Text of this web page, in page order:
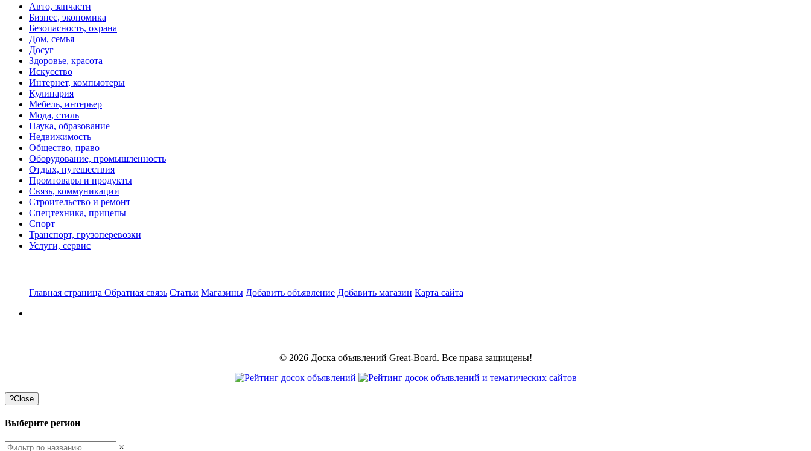
Авто, запчасти
Бизнес, экономика
Безопасность, охрана
Дом, семья
Досуг
Здоровье, красота
Искусство
Интернет, компьютеры
Кулинария
Мебель, интерьер
Мода, стиль
Наука, образование
Недвижимость
Общество, право
Оборудование, промышленность
Отдых, путешествия
Промтовары и продукты
Связь, коммуникации
Строительство и ремонт
Спецтехника, прицепы
Спорт
Транспорт, грузоперевозки
Услуги, сервис
Главная страница Обратная связь Статьи Магазины Добавить объявление Добавить магазин Карта сайта
© 2026 Доска объявлений Great-Board. Все права защищены!
?Close
Выберите регион
×